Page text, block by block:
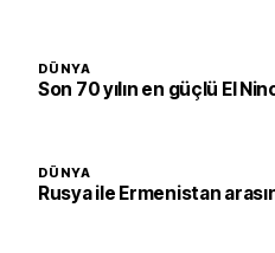
DÜNYA
Son 70 yılın en güçlü El
DÜNYA
Rusya ile Ermenistan